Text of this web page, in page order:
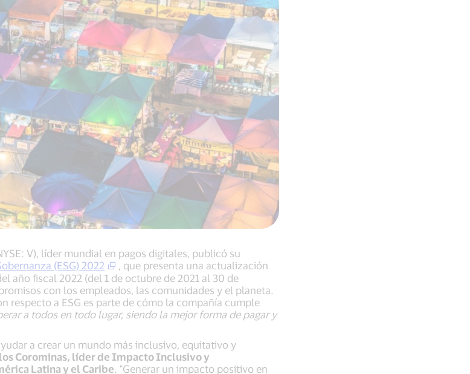
V), líder mundial en pagos digitales, publicó su
(ESG) 2022
, que presenta una actualización
año fiscal 2022 (del 1 de octubre de 2021 al 30 de
con los empleados, las comunidades y el planeta.
respecto a ESG es parte de cómo la compañía cumple
a todos en todo lugar, siendo la mejor forma de pagar y
a crear un mundo más inclusivo, equitativo y
Corominas, líder de Impacto Inclusivo y
Latina y el Caribe. "Generar un impacto positivo en